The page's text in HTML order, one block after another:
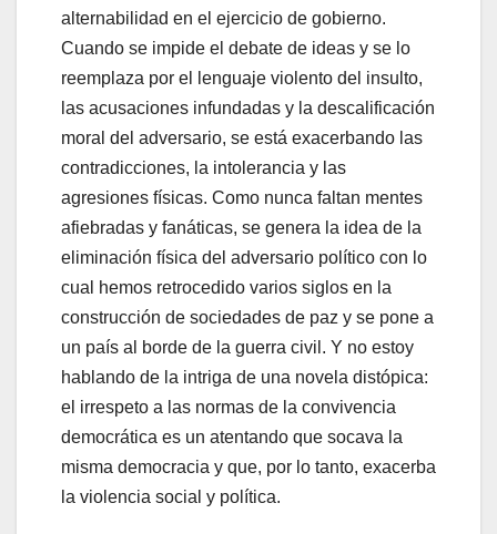
alternabilidad en el ejercicio de gobierno.
Cuando se impide el debate de ideas y se lo
reemplaza por el lenguaje violento del insulto,
las acusaciones infundadas y la descalificación
moral del adversario, se está exacerbando las
contradicciones, la intolerancia y las
agresiones físicas. Como nunca faltan mentes
afiebradas y fanáticas, se genera la idea de la
eliminación física del adversario político con lo
cual hemos retrocedido varios siglos en la
construcción de sociedades de paz y se pone a
un país al borde de la guerra civil. Y no estoy
hablando de la intriga de una novela distópica:
el irrespeto a las normas de la convivencia
democrática es un atentando que socava la
misma democracia y que, por lo tanto, exacerba
la violencia social y política.